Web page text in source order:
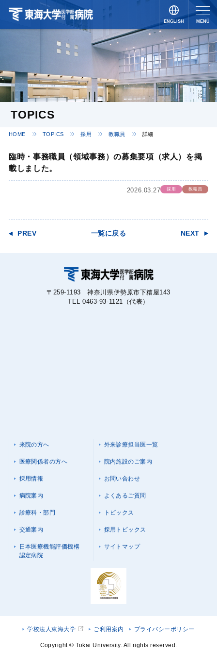
ENGLISH
JAPANESE
MENU
TOPICS
HOME TOPICS 採用 教職員 詳細
臨時・事務職員（領域事務）の募集要項（求人）を掲
載しました。
2026.03.27 採用 教職員
PREV 一覧に戻る NEXT
〒259-1193 神奈川県伊勢原市下糟屋143
TEL 0463-93-1121（代表）
来院の方へ
医療関係者の方へ
採用情報
病院案内
診療科・部門
交通案内
日本医療機能評価機構
認定病院
外来診療担当医一覧
院内施設のご案内
お問い合わせ
よくあるご質問
トピックス
採用トピックス
サイトマップ
学校法人東海大学 ご利用案内 プライバシーポリシー
Copyright © Tokai University. All rights reserved.